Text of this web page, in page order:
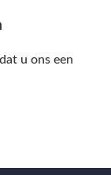
u ons een